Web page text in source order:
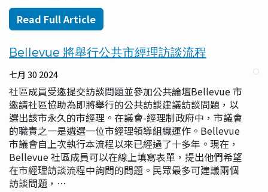
Read Full Article
Bellevue 將舉行公共市經理訪談流程
七月 30 2024
社區成員受邀提交訪談問題並參加公共論壇Bellevue 市
邀請社區協助為即將舉行的公共訪談建議訪談問題，以
選出該市永久的市經理。在議會-經理制政府中，市議會
的職責之一是遴選一位市經理領導組織運作。Bellevue
市議會自上次執行本流程以來已經過了十多年。現在，
Bellevue 社區成員可以在線上填寫表單，提出他們希望
在市經理訪談流程中詢問的問題。民眾最多可建議兩個
訪談問題，…